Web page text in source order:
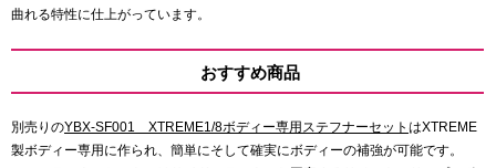
曲れる特性に仕上がっています。
おすすめ商品
別売りのYBX-SF001 XTREME1/8ボディー専用ステフナーセット はXTREME
製ボディー専用に作られ、簡単にそして確実にボディーの補強が可能です。